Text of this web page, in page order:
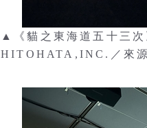
▲《貓之東海道五十三
HITOHATA,INC.／來源